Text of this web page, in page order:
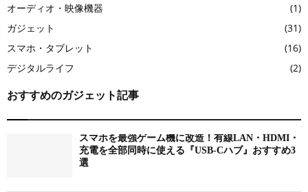
オーディオ・映像機器
(1)
ガジェット
(31)
スマホ・タブレット
(16)
デジタルライフ
(2)
おすすめのガジェット記事
スマホを最強ゲーム機に改造！有線LAN・HDMI・
充電を全部同時に使える『USB-Cハブ』おすすめ3
選